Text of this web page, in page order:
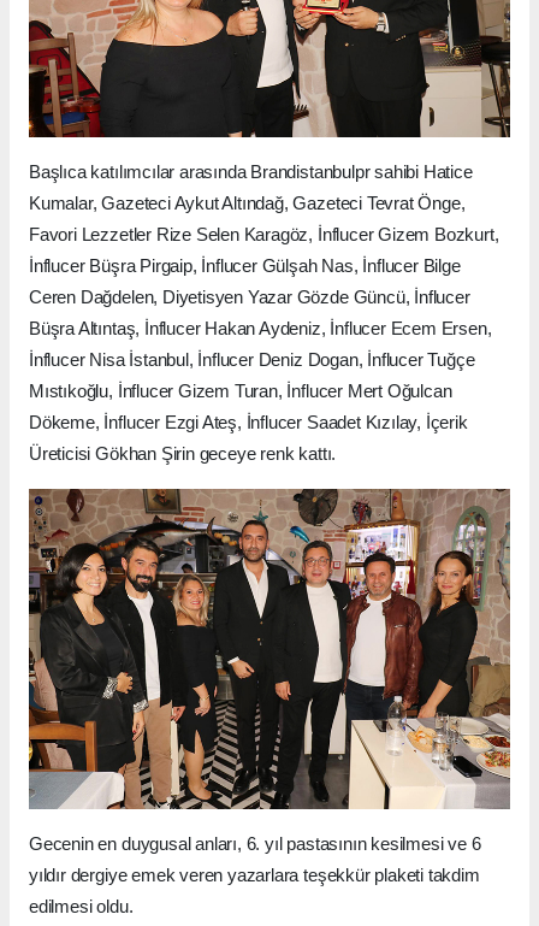
Başlıca katılımcılar arasında Brandistanbulpr sahibi Hatice
Kumalar, Gazeteci Aykut Altındağ, Gazeteci Tevrat Önge,
Favori Lezzetler Rize Selen Karagöz, İnflucer Gizem Bozkurt,
İnflucer Büşra Pirgaip, İnflucer Gülşah Nas, İnflucer Bilge
Ceren Dağdelen, Diyetisyen Yazar Gözde Güncü, İnflucer
Büşra Altıntaş, İnflucer Hakan Aydeniz, İnflucer Ecem Ersen,
İnflucer Nisa İstanbul, İnflucer Deniz Dogan, İnflucer Tuğçe
Mıstıkoğlu, İnflucer Gizem Turan, İnflucer Mert Oğulcan
Dökeme, İnflucer Ezgi Ateş, İnflucer Saadet Kızılay, İçerik
Üreticisi Gökhan Şirin geceye renk kattı.
Gecenin en duygusal anları, 6. yıl pastasının kesilmesi ve 6
yıldır dergiye emek veren yazarlara teşekkür plaketi takdim
edilmesi oldu.